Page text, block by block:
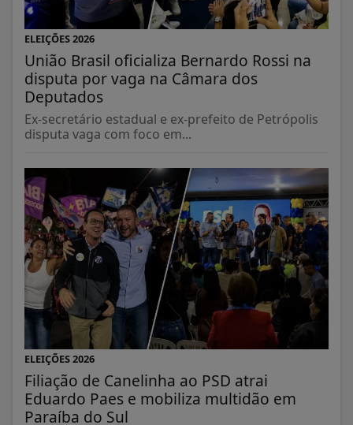
ELEIÇÕES 2026
União Brasil oficializa Bernardo Rossi na
disputa por vaga na Câmara dos
Deputados
Ex-secretário estadual e ex-prefeito de Petrópolis
disputa vaga com foco em...
ELEIÇÕES 2026
Filiação de Canelinha ao PSD atrai
Eduardo Paes e mobiliza multidão em
Paraíba do Sul